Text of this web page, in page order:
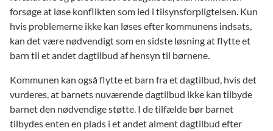
forsøge at løse konflikten som led i tilsynsforpligtelsen. Kun
hvis problemerne ikke kan løses efter kommunens indsats,
kan det være nødvendigt som en sidste løsning at flytte et
barn til et andet dagtilbud af hensyn til børnene.
Kommunen kan også flytte et barn fra et dagtilbud, hvis det
vurderes, at barnets nuværende dagtilbud ikke kan tilbyde
barnet den nødvendige støtte. I de tilfælde bør barnet
tilbydes enten en plads i et andet alment dagtilbud efter